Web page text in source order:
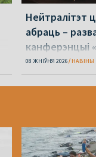
Нейтралітэт
абраць –
канферэнцыі
08 ЖНІЎНЯ 2026 НАВІНЫ